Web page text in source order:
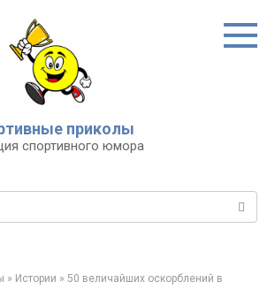
приколы
спортивного юмора
» Истории » 50 величайших оскорблений в